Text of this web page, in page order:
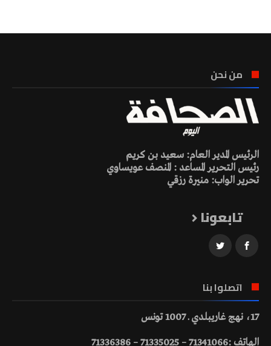
من نحن
الرئيس المدير العام: سعيد بن كريم
رئيس التحرير المساعد : المنصف عويساوي
تحرير الواب: منيرة رزقي
تابعونا
اتصلوا بنا
17، نهج غاريبلدي ـ 1007 تونس
الهاتف :71341066 – 71335025 – 71336386